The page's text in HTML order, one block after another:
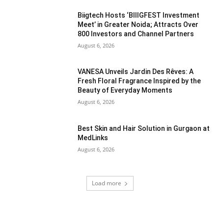
Biigtech Hosts ‘BIIIGFEST Investment
Meet’ in Greater Noida; Attracts Over
800 Investors and Channel Partners
August 6, 2026
VANESA Unveils Jardin Des Rêves: A
Fresh Floral Fragrance Inspired by the
Beauty of Everyday Moments
August 6, 2026
Best Skin and Hair Solution in Gurgaon at
MedLinks
August 6, 2026
Load more